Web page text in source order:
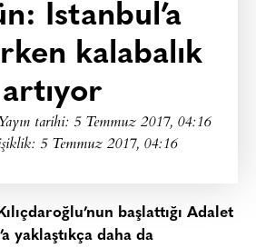
İstanbul’a
kalabalık
artıyor
Yayın tarihi: 5 Temmuz 2017, 04:16
5 Temmuz 2017, 04:16
başlattığı Adalet
yaklaştıkça daha da